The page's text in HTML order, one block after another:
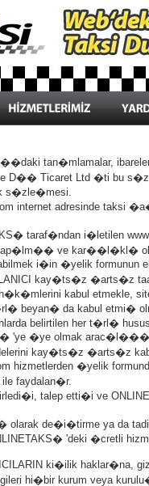
tan�mlamalar,
D�� Ticaret Ltd �ti bu
internet adresinde
taraf�ndan i�letilen
ve kar��l�kl�
i�in �yelik formunun
kay�ts�z �arts�z
kabul etmekle,
beyan� da kabul etmi�
belirtilen her t�rl�
'ye �ye olmak
kay�ts�z �arts�z
hizmetlerden �yelik
faydalan�r.
talep etti�i ve
de�i�tirme ya da
'deki �cretli
ki�ilik haklar�na,
hi�bir kurum veya